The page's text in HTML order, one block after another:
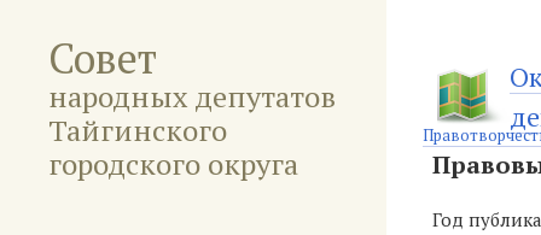
Совет
народных депутатов
Тайгинского
городского округа
Год